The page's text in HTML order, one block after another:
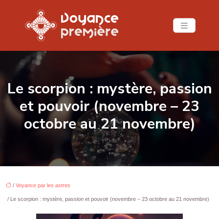
Le scorpion : mystère, passion
et pouvoir (novembre – 23
octobre au 21 novembre)
/ Voyance par les astres
/ Le scorpion : mystère, passion et pouvoir (novembre – 23 octobre au 21 novembre)